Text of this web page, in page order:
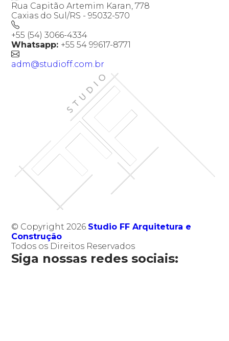
Rua Capitão Artemim Karan, 778
Caxias do Sul/RS - 95032-570
+55 (54) 3066-4334
Whatsapp: +55 54 99617-8771
adm@studioff.com.br
© Copyright 2026 Studio FF Arquitetura e
Construção
Todos os Direitos Reservados
Siga nossas redes sociais: